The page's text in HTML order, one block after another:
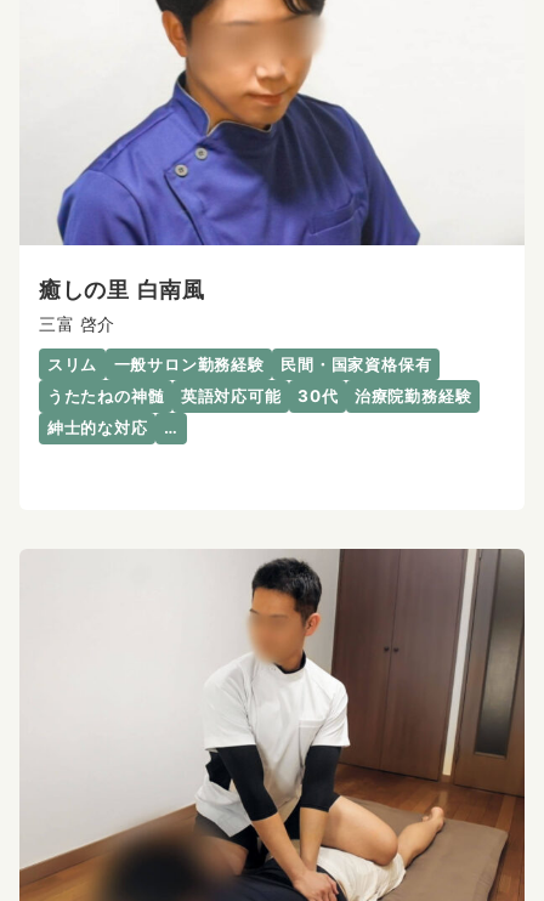
癒しの里 白南風
三富 啓介
スリム 一般サロン勤務経験
民間・国家資格保有
うたたねの神髄
英語対応可能 30代
治療院勤務経験
紳士的な対応
…